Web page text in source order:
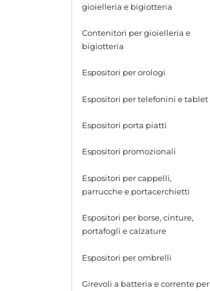
gioielleria e bigiotteria
Contenitori per gioielleria e
bigiotteria
Espositori per orologi
Espositori per telefonini e tablet
Espositori porta piatti
Espositori promozionali
Espositori per cappelli,
parrucche e portacerchietti
Espositori per cappelli e
parrucche
Espositori per borse, cinture,
portafogli e calzature
Espositori per borse
Espositori per cinture
Espositori per ombrelli
Girevoli a batteria e corrente per